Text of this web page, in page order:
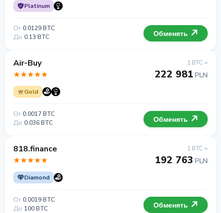
Platinum
От 0.0129 BTC
До 0.13 BTC Обменять
Air-Buy
Gold
1 BTC =
222 981 PLN
От 0.0017 BTC
До 0.036 BTC Обменять
818.finance
Diamond
1 BTC =
192 763 PLN
От 0.0019 BTC
До 100 BTC Обменять